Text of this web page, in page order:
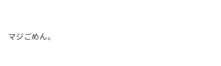
マジごめん。